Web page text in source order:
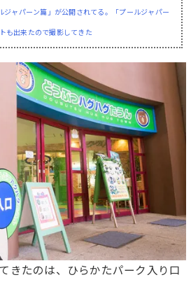
ジャパーン篇」が公開されてる。「プールジャパー
も出来たので撮影してきた
きたのは、ひらかたパーク入り口